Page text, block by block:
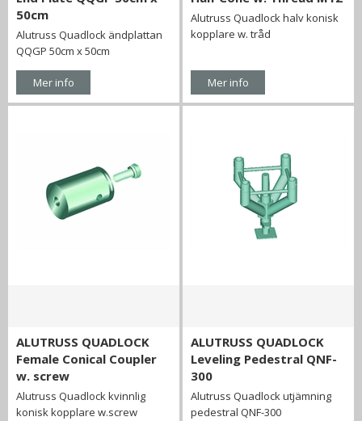
50cm
Alutruss Quadlock ändplattan
QQGP 50cm x 50cm
Mer info
Alutruss Quadlock halv konisk
kopplare w. tråd
Mer info
ALUTRUSS QUADLOCK
Female Conical Coupler
w. screw
Alutruss Quadlock kvinnlig
konisk kopplare w.screw
ALUTRUSS QUADLOCK
Leveling Pedestral QNF-
300
Alutruss Quadlock utjämning
pedestral QNF-300